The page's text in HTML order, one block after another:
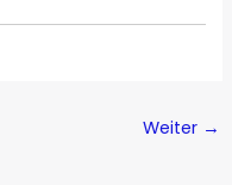
Weiter →